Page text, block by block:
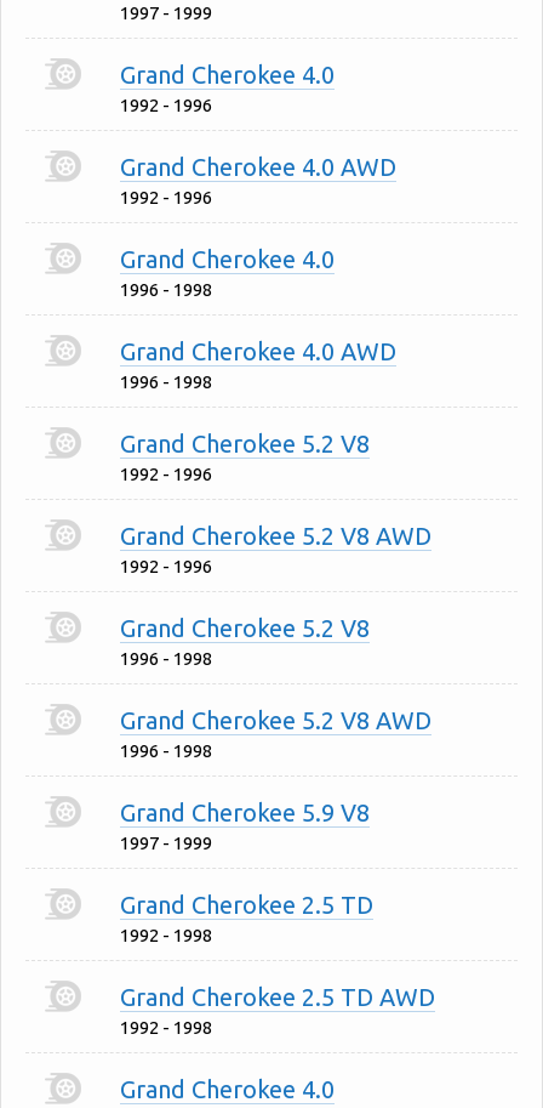
1997 - 1999
Grand Cherokee 4.0
1992 - 1996
Grand Cherokee 4.0 AWD
1992 - 1996
Grand Cherokee 4.0
1996 - 1998
Grand Cherokee 4.0 AWD
1996 - 1998
Grand Cherokee 5.2 V8
1992 - 1996
Grand Cherokee 5.2 V8 AWD
1992 - 1996
Grand Cherokee 5.2 V8
1996 - 1998
Grand Cherokee 5.2 V8 AWD
1996 - 1998
Grand Cherokee 5.9 V8
1997 - 1999
Grand Cherokee 2.5 TD
1992 - 1998
Grand Cherokee 2.5 TD AWD
1992 - 1998
Grand Cherokee 4.0